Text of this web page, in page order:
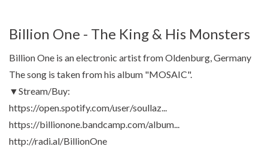
Billion One - The King & His Monsters
Billion One is an electronic artist from Oldenburg, Germany
The song is taken from his album "MOSAIC".
▼Stream/Buy:
https://open.spotify.com/user/soullaz...
https://billionone.bandcamp.com/album...
http://radi.al/BillionOne